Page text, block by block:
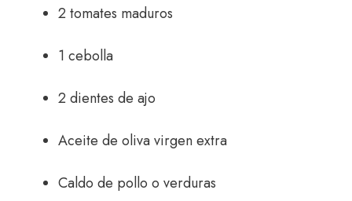
2 tomates maduros
1 cebolla
2 dientes de ajo
Aceite de oliva virgen extra
Caldo de pollo o verduras